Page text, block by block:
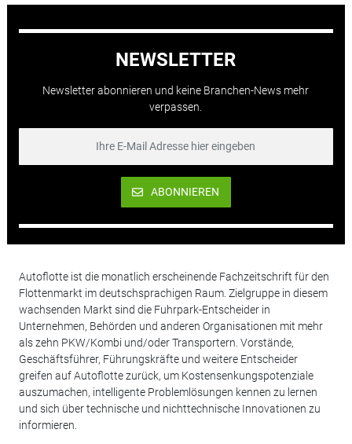
NEWSLETTER
Newsletter abonnieren und keine Branchen-News mehr
verpassen.
ABONNIEREN
Autoflotte ist die monatlich erscheinende Fachzeitschrift für den
Flottenmarkt im deutschsprachigen Raum. Zielgruppe in diesem
wachsenden Markt sind die Fuhrpark-Entscheider in
Unternehmen, Behörden und anderen Organisationen mit mehr
als zehn PKW/Kombi und/oder Transportern. Vorstände,
Geschäftsführer, Führungskräfte und weitere Entscheider
greifen auf Autoflotte zurück, um Kostensenkungspotenziale
auszumachen, intelligente Problemlösungen kennen zu lernen
und sich über technische und nichttechnische Innovationen zu
informieren.